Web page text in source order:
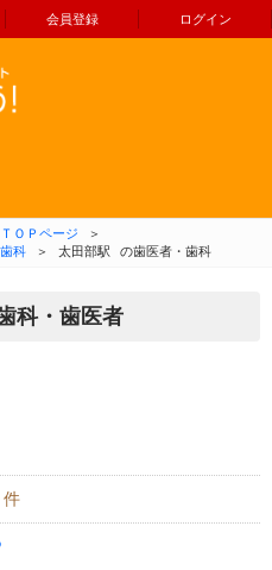
会員登録 ログイン
コンテンツへ移動
ＯＰページ
＞
科 ＞ 太田部駅 の歯医者・歯科
科・歯医者
件